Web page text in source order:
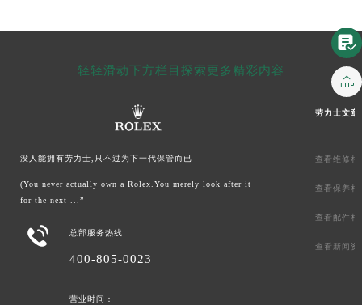
轻轻滑动下方栏目探索更多精彩内容
没人能拥有劳力士,只不过为下一代保管而已
(You never actually own a Rolex.You merely look after it
for the next ...”
 总部服务热线
400-805-0023
营业时间：
劳力士文章
查看维修相
查看保养相
查看配件相
查看新闻资

